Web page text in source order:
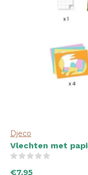
Djeco
Vlechten met
€7,95